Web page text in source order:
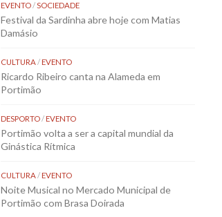
EVENTO/SOCIEDADE
Festival da Sardinha abre hoje com Matias
Damásio
CULTURA/EVENTO
Ricardo Ribeiro canta na Alameda em
Portimão
DESPORTO/EVENTO
Portimão volta a ser a capital mundial da
Ginástica Rítmica
CULTURA/EVENTO
Noite Musical no Mercado Municipal de
Portimão com Brasa Doirada